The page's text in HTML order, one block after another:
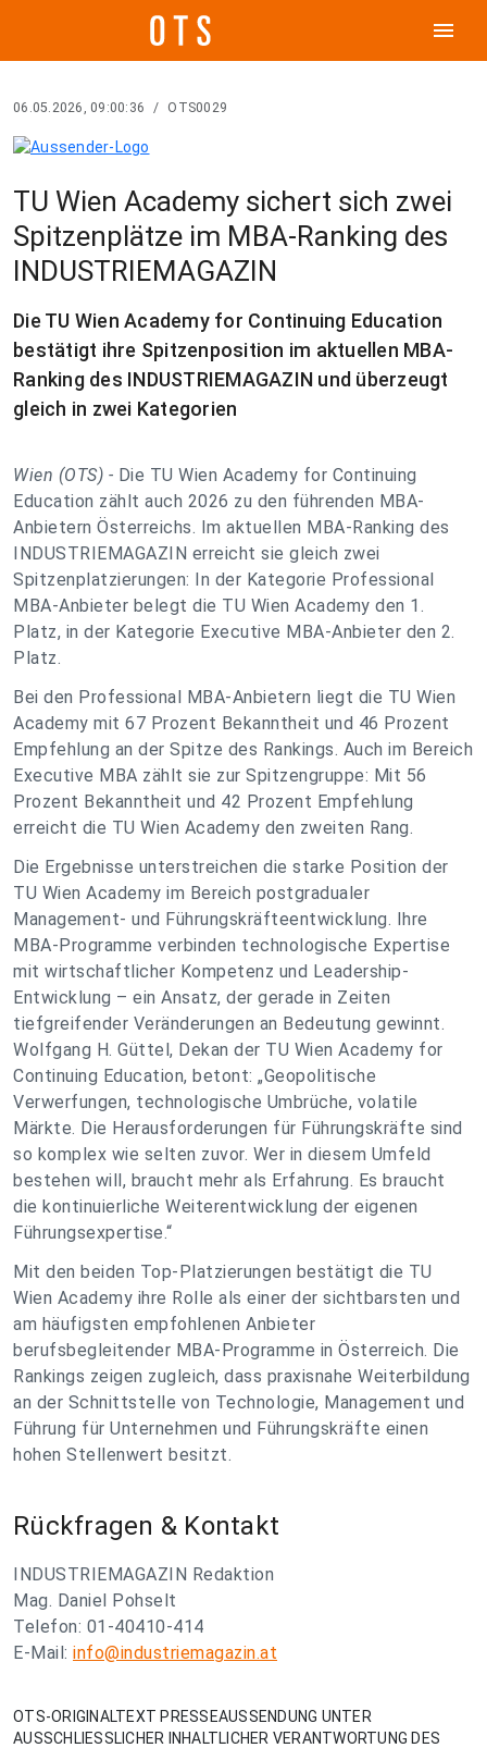
menu
06.05.2026, 09:00:36 / OTS0029
TU Wien Academy sichert sich zwei
Spitzenplätze im MBA-Ranking des
INDUSTRIEMAGAZIN
Die TU Wien Academy for Continuing Education
bestätigt ihre Spitzenposition im aktuellen MBA-
Ranking des INDUSTRIEMAGAZIN und überzeugt
gleich in zwei Kategorien
Wien (OTS) - Die TU Wien Academy for Continuing
Education zählt auch 2026 zu den führenden MBA-
Anbietern Österreichs. Im aktuellen MBA-Ranking des
INDUSTRIEMAGAZIN erreicht sie gleich zwei
Spitzenplatzierungen: In der Kategorie Professional
MBA-Anbieter belegt die TU Wien Academy den 1.
Platz, in der Kategorie Executive MBA-Anbieter den 2.
Platz.
Bei den Professional MBA-Anbietern liegt die TU Wien
Academy mit 67 Prozent Bekanntheit und 46 Prozent
Empfehlung an der Spitze des Rankings. Auch im Bereich
Executive MBA zählt sie zur Spitzengruppe: Mit 56
Prozent Bekanntheit und 42 Prozent Empfehlung
erreicht die TU Wien Academy den zweiten Rang.
Die Ergebnisse unterstreichen die starke Position der
TU Wien Academy im Bereich postgradualer
Management- und Führungskräfteentwicklung. Ihre
MBA-Programme verbinden technologische Expertise
mit wirtschaftlicher Kompetenz und Leadership-
Entwicklung – ein Ansatz, der gerade in Zeiten
tiefgreifender Veränderungen an Bedeutung gewinnt.
Wolfgang H. Güttel, Dekan der TU Wien Academy for
Continuing Education, betont: „Geopolitische
Verwerfungen, technologische Umbrüche, volatile
Märkte. Die Herausforderungen für Führungskräfte sind
so komplex wie selten zuvor. Wer in diesem Umfeld
bestehen will, braucht mehr als Erfahrung. Es braucht
die kontinuierliche Weiterentwicklung der eigenen
Führungsexpertise.“
Mit den beiden Top-Platzierungen bestätigt die TU
Wien Academy ihre Rolle als einer der sichtbarsten und
am häufigsten empfohlenen Anbieter
berufsbegleitender MBA-Programme in Österreich. Die
Rankings zeigen zugleich, dass praxisnahe Weiterbildung
an der Schnittstelle von Technologie, Management und
Führung für Unternehmen und Führungskräfte einen
hohen Stellenwert besitzt.
Rückfragen & Kontakt
INDUSTRIEMAGAZIN Redaktion
Mag. Daniel Pohselt
Telefon: 01-40410-414
E-Mail: info@industriemagazin.at
OTS-ORIGINALTEXT PRESSEAUSSENDUNG UNTER
AUSSCHLIESSLICHER INHALTLICHER VERANTWORTUNG DES